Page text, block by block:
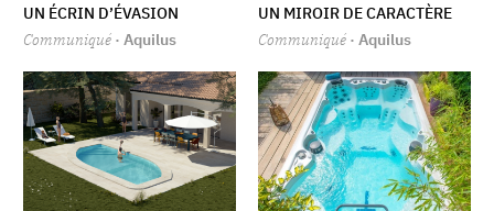
UN ÉCRIN D’ÉVASION
Communiqué · Aquilus
UN MIROIR DE CARACTÈRE
Communiqué · Aquilus